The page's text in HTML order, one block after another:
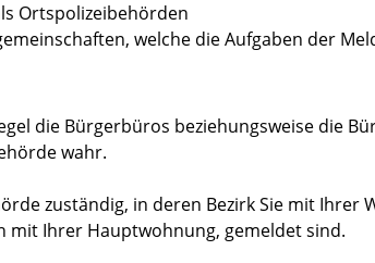
Ortspolizeibehörden
welche die Aufgaben der
die Bürgerbüros beziehungsweise die
wahr.
zuständig, in deren Bezirk Sie mit Ihrer
mit Ihrer Hauptwohnung, gemeldet sind.